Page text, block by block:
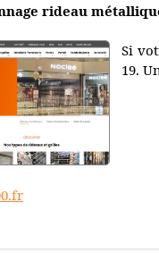
rideau
Si
19.